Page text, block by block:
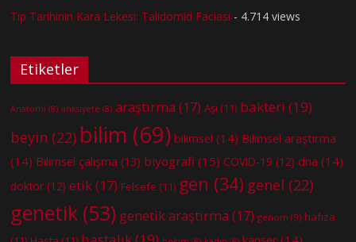
Tıp Tarihinin Kara Lekesi: Talidomid Faciası - 4.714 views
Etiketler
Anatomi (8) anksiyete (8) araştırma (17) Aşı (11) bakteri (19)
beyin (22) bilim (69) bilimsel (14) Bilimsel araştırma
(14) Bilimsel çalışma (13) biyografi (15) COVID-19 (12) dna (14)
doktor (12) etik(17) Felsefe (11) gen (34) genel (22)
genetik (53) genetik araştırma (17) genom (9) hafıza